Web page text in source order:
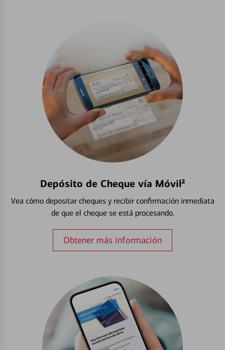
Depósito de Cheque vía Móvil²
Vea cómo depositar cheques y recibir confirmación inmediata
de que el cheque se está procesando.
Obtener más información